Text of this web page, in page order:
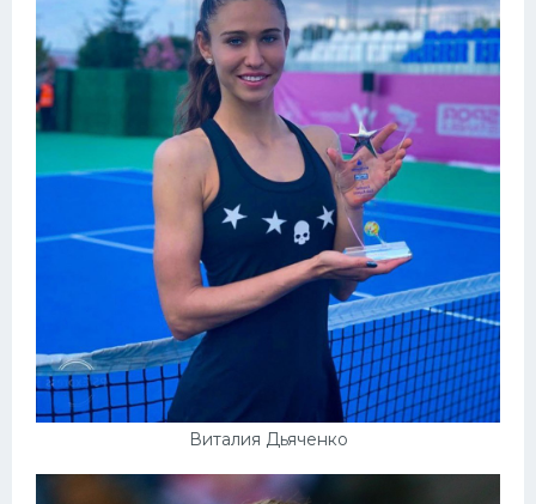
Виталия Дьяченко